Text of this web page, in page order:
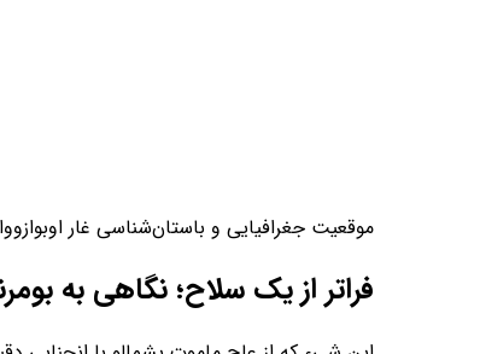
موقعیت جغرافیایی و باستان‌شناسی غار اوبوازووا
فراتر از یک سلاح؛ نگاهی به بومرنگ ۴۰ هزار